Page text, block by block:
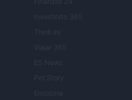
Investindo 365
Think.es
Viajar 365
ES Newz
Pet Story
Encocina